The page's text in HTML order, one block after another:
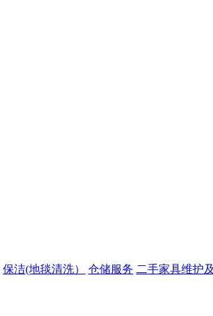
保洁(地毯清洗） 仓储服务 二手家具维护